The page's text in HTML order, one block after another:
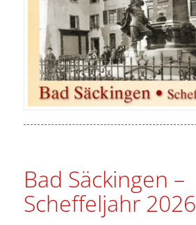
Bad Säckingen –
Scheffeljahr 2026